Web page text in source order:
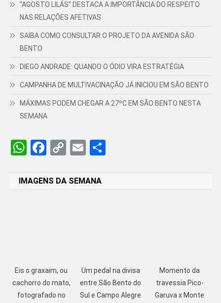
“AGOSTO LILÁS” DESTACA A IMPORTÂNCIA DO RESPEITO
NAS RELAÇÕES AFETIVAS
SAIBA COMO CONSULTAR O PROJETO DA AVENIDA SÃO
BENTO
DIEGO ANDRADE: QUANDO O ÓDIO VIRA ESTRATÉGIA
CAMPANHA DE MULTIVACINAÇÃO JÁ INICIOU EM SÃO BENTO
MÁXIMAS PODEM CHEGAR A 27ºC EM SÃO BENTO NESTA
SEMANA
WhatsApp
Facebook
CopyEmail
IMAGENS DA SEMANA
Eis o graxaim, ou
cachorro do mato,
fotografado no
Um pedal na divisa
entre São Bento do
Sul e Campo Alegre
Momento da
travessia Pico-
Garuva x Monte